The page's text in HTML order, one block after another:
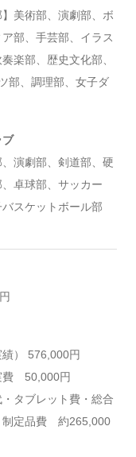
】美術部、演劇部、ボ
部、手芸部、イラス
奏楽部、歴史文化部、
部、調理部、女子ダ
ブ
演劇部、剣道部、硬
卓球部、サッカー
スケットボール部
績） 576,000円
費 50,000円
タブレット費・総合
制定品費 約265,000